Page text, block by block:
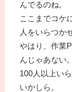
んでるのね。
ここまでコケ
人をいらつか
やはり、作業
んじゃあない。
100人以上い
いかしら。